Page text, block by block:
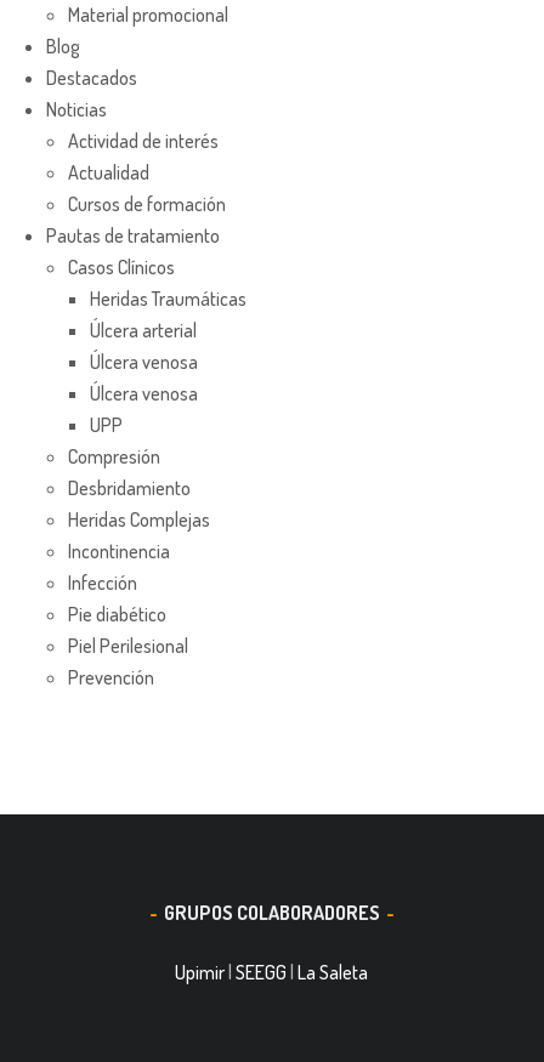
Material promocional
Blog
Destacados
Noticias
Actividad de interés
Actualidad
Cursos de formación
Pautas de tratamiento
Casos Clínicos
Heridas Traumáticas
Úlcera arterial
Úlcera venosa
Úlcera venosa
UPP
Compresión
Desbridamiento
Heridas Complejas
Incontinencia
Infección
Pie diabético
Piel Perilesional
Prevención
GRUPOS COLABORADORES
Upimir|SEEGG |La Saleta